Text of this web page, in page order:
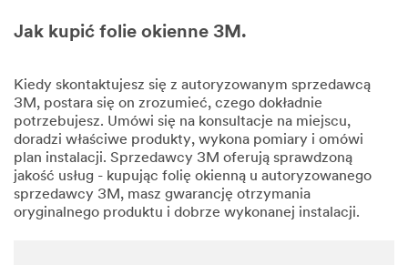
Jak kupić folie okienne 3M.
Kiedy skontaktujesz się z autoryzowanym sprzedawcą
3M, postara się on zrozumieć, czego dokładnie
potrzebujesz. Umówi się na konsultacje na miejscu,
doradzi właściwe produkty, wykona pomiary i omówi
plan instalacji. Sprzedawcy 3M oferują sprawdzoną
jakość usług - kupując folię okienną u autoryzowanego
sprzedawcy 3M, masz gwarancję otrzymania
oryginalnego produktu i dobrze wykonanej instalacji.